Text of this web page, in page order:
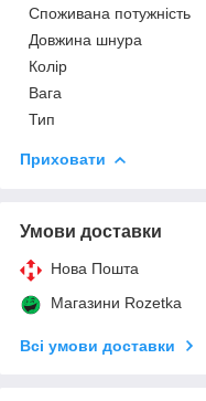
Споживана потужність
Довжина шнура
Колір
Вага
Тип
Приховати
Умови доставки
Нова Пошта
Магазини Rozetka
Всі умови доставки